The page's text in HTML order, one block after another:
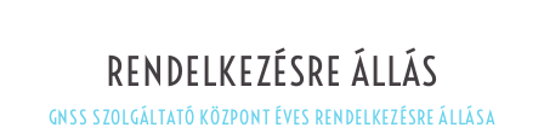
RENDELKEZÉSRE ÁLLÁS
GNSS SZOLGÁLTATÓ KÖZPONT ÉVES RENDELKEZÉSRE ÁLLÁSA